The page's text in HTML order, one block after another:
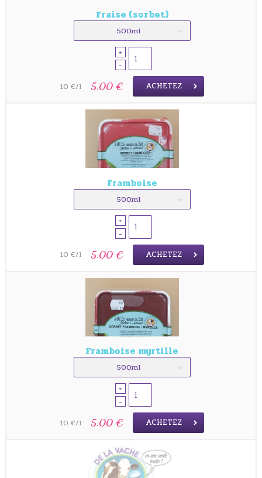
Fraise (sorbet)
500ml
+
-
10 €/l 5.00 € ACHETEZ
Framboise
500ml
+
-
10 €/l 5.00 € ACHETEZ
Framboise myrtille
500ml
+
-
10 €/l 5.00 € ACHETEZ